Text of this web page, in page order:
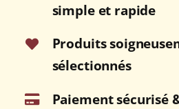
2016
75cl
simple et rapide
Produits
sélectionnés
Paiement sécurisé